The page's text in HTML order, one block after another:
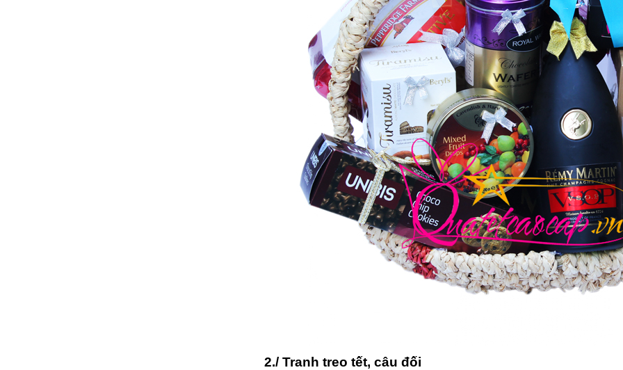
2./ Tranh treo tết, câu đối